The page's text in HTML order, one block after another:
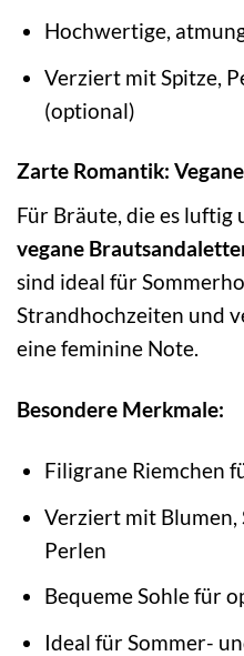
Hochwertige,
Verziert mit Spitze,
(optional)
Zarte Romantik:
Für Bräute, die es luftig
vegane
sind ideal für
Strandhochzeiten und
eine feminine Note.
Besondere Merkmale:
Filigrane Riemchen
Verziert mit Blumen,
Perlen
Bequeme Sohle für
Ideal für Sommer-